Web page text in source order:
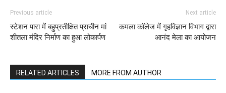
Previous article
स्टेशन पारा में बहुप्रतीक्षित प्राचीन मां
शीतला मंदिर निर्माण का हुआ लोकार्पण
Next article
कमला कॉलेज में गृहविज्ञान विभाग द्वारा
आनंद मेला का आयोजन
RELATED ARTICLES MORE FROM AUTHOR